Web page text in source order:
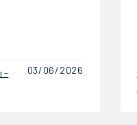
-
22/12/2025